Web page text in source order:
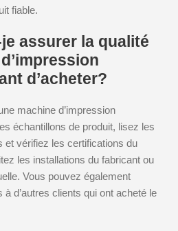
fiable.
assurer la qualité
d’acheter?
machine d’impression
échantillons de produit, lisez les
et vérifiez les certifications du
les installations du fabricant ou
Vous pouvez également
d’autres clients qui ont acheté le